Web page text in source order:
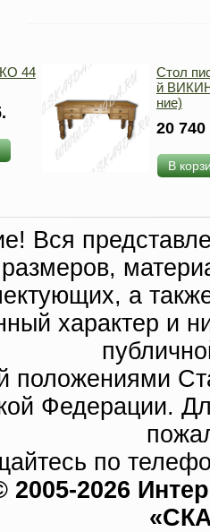
44
Стол
й
ние)
20
В
Вся
а
характер и
положениями
Федерации.
по
2026